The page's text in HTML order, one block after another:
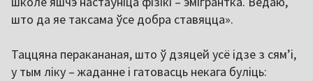
што да яе таксама ўсе добра ставяцца».
Таццяна перакананая, што ў дзяцей усё ідзе з сям’і,
у тым ліку – жаданне і гатовасць некага буліць: